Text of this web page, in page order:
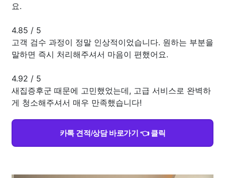
요.
4.85 / 5
고객 검수 과정이 정말 인상적이었습니다. 원하는 부분을
말하면 즉시 처리해주셔서 마음이 편했어요.
4.92 / 5
새집증후군 때문에 고민했었는데, 고급 서비스로 완벽하
게 청소해주셔서 매우 만족했습니다!
카톡 견적/상담 바로가기 👈 클릭